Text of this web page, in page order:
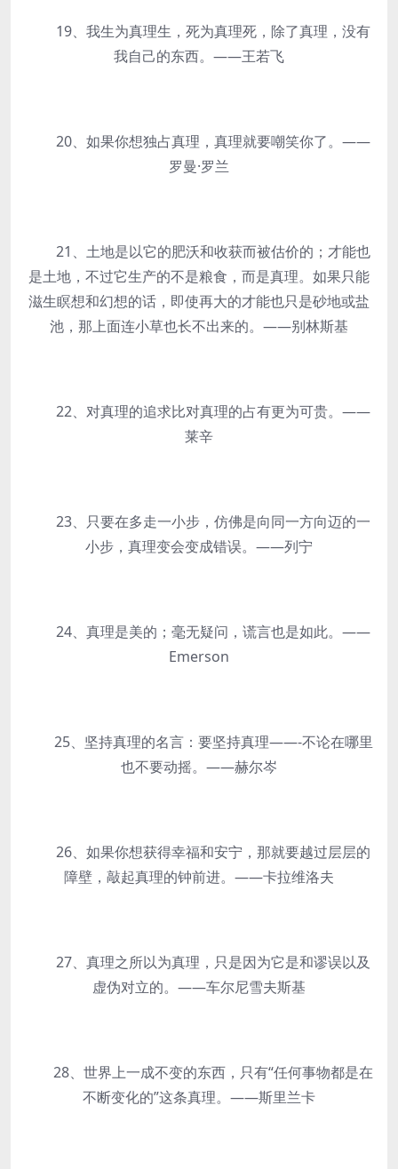
19、我生为真理生，死为真理死，除了真理，没有
我自己的东西。——王若飞
20、如果你想独占真理，真理就要嘲笑你了。——
罗曼·罗兰
21、土地是以它的肥沃和收获而被估价的；才能也
是土地，不过它生产的不是粮食，而是真理。如果只能
滋生瞑想和幻想的话，即使再大的才能也只是砂地或盐
池，那上面连小草也长不出来的。——别林斯基
22、对真理的追求比对真理的占有更为可贵。——
莱辛
23、只要在多走一小步，仿佛是向同一方向迈的一
小步，真理变会变成错误。——列宁
24、真理是美的；毫无疑问，谎言也是如此。——
Emerson
25、坚持真理的名言：要坚持真理——-不论在哪里
也不要动摇。——赫尔岑
26、如果你想获得幸福和安宁，那就要越过层层的
障壁，敲起真理的钟前进。——卡拉维洛夫
27、真理之所以为真理，只是因为它是和谬误以及
虚伪对立的。——车尔尼雪夫斯基
28、世界上一成不变的东西，只有“任何事物都是在
不断变化的”这条真理。——斯里兰卡